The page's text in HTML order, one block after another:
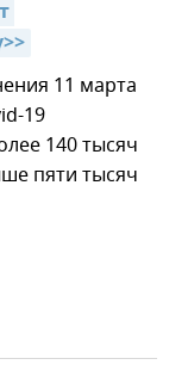
11 марта
19
140 тысяч
пяти тысяч